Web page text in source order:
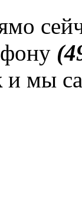
и мы